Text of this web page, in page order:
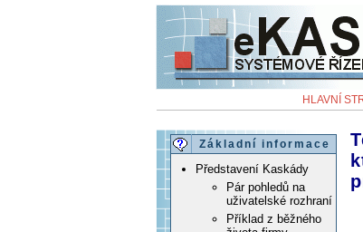
HLAVNÍ
Základní informace
Představení Kaskády
Pár pohledů na
uživatelské rozhraní
Příklad z běžného